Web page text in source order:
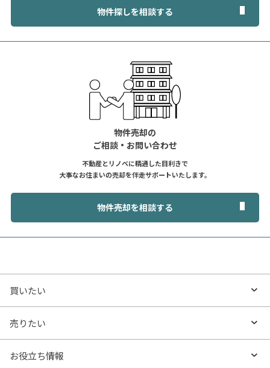
物件探しを相談する
物件売却の
ご相談・お問い合わせ
不動産とリノベに精通した目利きで
大事なお住まいの売却を伴走サポートいたします。
物件売却を相談する
買いたい
買いたいTOP
売りたい
売りたいTOP
お役立ち情報